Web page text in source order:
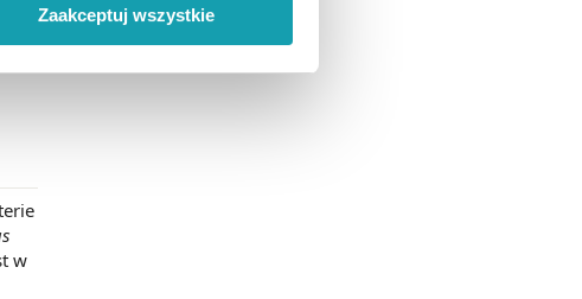
z brakiem dostępu do
Zaakceptuj wszystkie
w